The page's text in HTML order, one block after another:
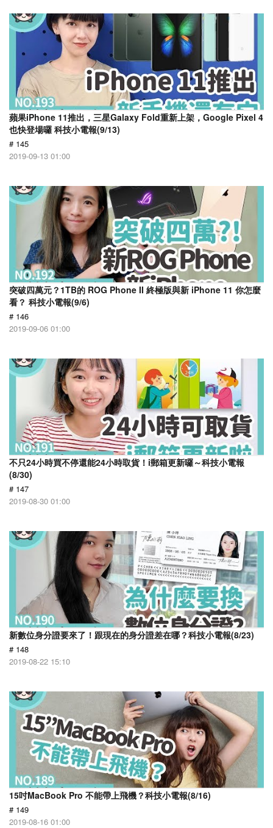
蘋果iPhone 11推出，三星Galaxy Fold重新上架，Google Pixel 4
也快登場囉 科技小電報(9/13)
# 145
2019-09-13 01:00
突破四萬元？1TB的 ROG Phone II 終極版與新 iPhone 11 你怎麼
看？ 科技小電報(9/6)
# 146
2019-09-06 01:00
不只24小時買不停還能24小時取貨！i郵箱更新囉～科技小電報
(8/30)
# 147
2019-08-30 01:00
新數位身分證要來了！跟現在的身分證差在哪？科技小電報(8/23)
# 148
2019-08-22 15:10
15吋MacBook Pro 不能帶上飛機？科技小電報(8/16)
# 149
2019-08-16 01:00